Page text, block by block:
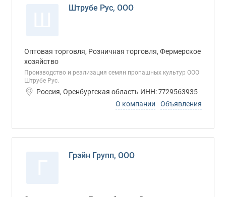
Штрубе Рус, ООО
Оптовая торговля, Розничная торговля, Фермерское
хозяйство
Производство и реализация семян пропашных культур ООО
Штрубе Рус.
Россия, Оренбургская область ИНН: 7729563935
О компании
Объявления
Грэйн Групп, ООО